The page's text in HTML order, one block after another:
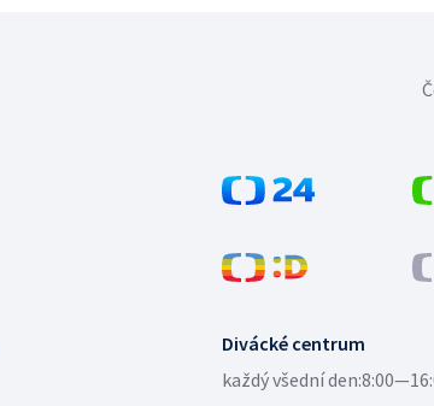
Divácké centrum
každý všední den: